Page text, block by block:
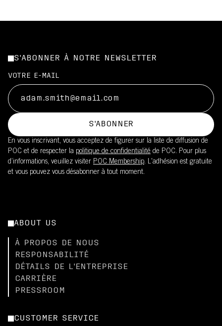
S'ABONNER À NOTRE NEWSLETTER
VOTRE E-MAIL
S'ABONNER
En vous inscrivant, vous acceptez de figurer sur la liste de diffusion de
POC et de respecter la politique de confidentialité de POC. Pour plus
d’informations, veuillez visiter POC Membership. L'adhésion est gratuite
et vous pouvez vous désabonner à tout moment.
ABOUT US
À PROPOS DE NOUS
RESPONSABILITÉ
DÉTAILS DE L'ENTREPRISE
CARRIÈRE
PRESSROOM
CUSTOMER SERVICE